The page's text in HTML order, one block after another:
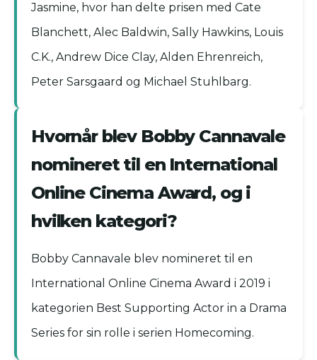
Jasmine, hvor han delte prisen med Cate
Blanchett, Alec Baldwin, Sally Hawkins, Louis
C.K., Andrew Dice Clay, Alden Ehrenreich,
Peter Sarsgaard og Michael Stuhlbarg.
Hvornår blev Bobby Cannavale
nomineret til en International
Online Cinema Award, og i
hvilken kategori?
Bobby Cannavale blev nomineret til en
International Online Cinema Award i 2019 i
kategorien Best Supporting Actor in a Drama
Series for sin rolle i serien Homecoming.